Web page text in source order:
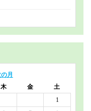
月
木 金
土
1